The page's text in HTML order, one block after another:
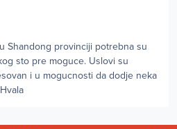
Shandong provinciji potrebna su
sto pre moguce. Uslovi su
i u mogucnosti da dodje neka